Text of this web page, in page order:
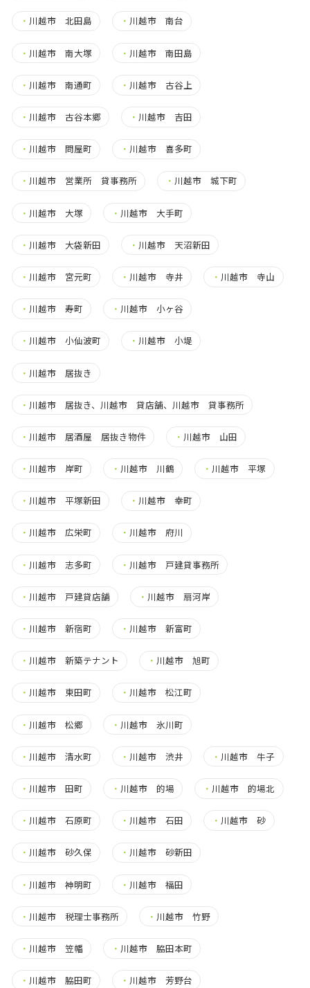
・ 川越市 北田島 ・ 川越市 南台
・ 川越市 南大塚 ・ 川越市 南田島
・ 川越市 南通町 ・ 川越市 古谷上
・ 川越市 古谷本郷 ・ 川越市 吉田
・ 川越市 問屋町 ・ 川越市 喜多町
・ 川越市 営業所 貸事務所 ・ 川越市 城下町
・ 川越市 大塚 ・ 川越市 大手町
・ 川越市 大袋新田 ・ 川越市 天沼新田
・ 川越市 宮元町 ・ 川越市 寺井 ・ 川越市 寺山
・ 川越市 寿町 ・ 川越市 小ヶ谷
・ 川越市 小仙波町 ・ 川越市 小堤
・ 川越市 居抜き
・ 川越市 居抜き、川越市 貸店舗、川越市 貸事務所
・ 川越市 居酒屋 居抜き物件 ・ 川越市 山田
・ 川越市 岸町 ・ 川越市 川鶴 ・ 川越市 平塚
・ 川越市 平塚新田 ・ 川越市 幸町
・ 川越市 広栄町 ・ 川越市 府川
・ 川越市 志多町 ・ 川越市 戸建貸事務所
・ 川越市 戸建貸店舗 ・ 川越市 扇河岸
・ 川越市 新宿町 ・ 川越市 新富町
・ 川越市 新築テナント ・ 川越市 旭町
・ 川越市 東田町 ・ 川越市 松江町
・ 川越市 松郷 ・ 川越市 氷川町
・ 川越市 清水町 ・ 川越市 渋井 ・ 川越市 牛子
・ 川越市 田町 ・ 川越市 的場 ・ 川越市 的場北
・ 川越市 石原町 ・ 川越市 石田 ・ 川越市 砂
・ 川越市 砂久保 ・ 川越市 砂新田
・ 川越市 神明町 ・ 川越市 福田
・ 川越市 税理士事務所 ・ 川越市 竹野
・ 川越市 笠幡 ・ 川越市 脇田本町
・ 川越市 脇田町 ・ 川越市 芳野台